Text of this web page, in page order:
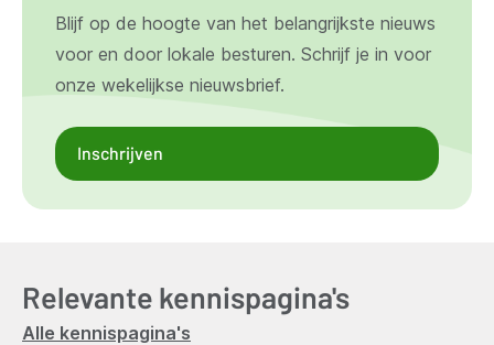
Blijf op de hoogte van het belangrijkste nieuws
voor en door lokale besturen. Schrijf je in voor
onze wekelijkse nieuwsbrief.
Inschrijven
Relevante kennispagina's
Alle kennispagina's